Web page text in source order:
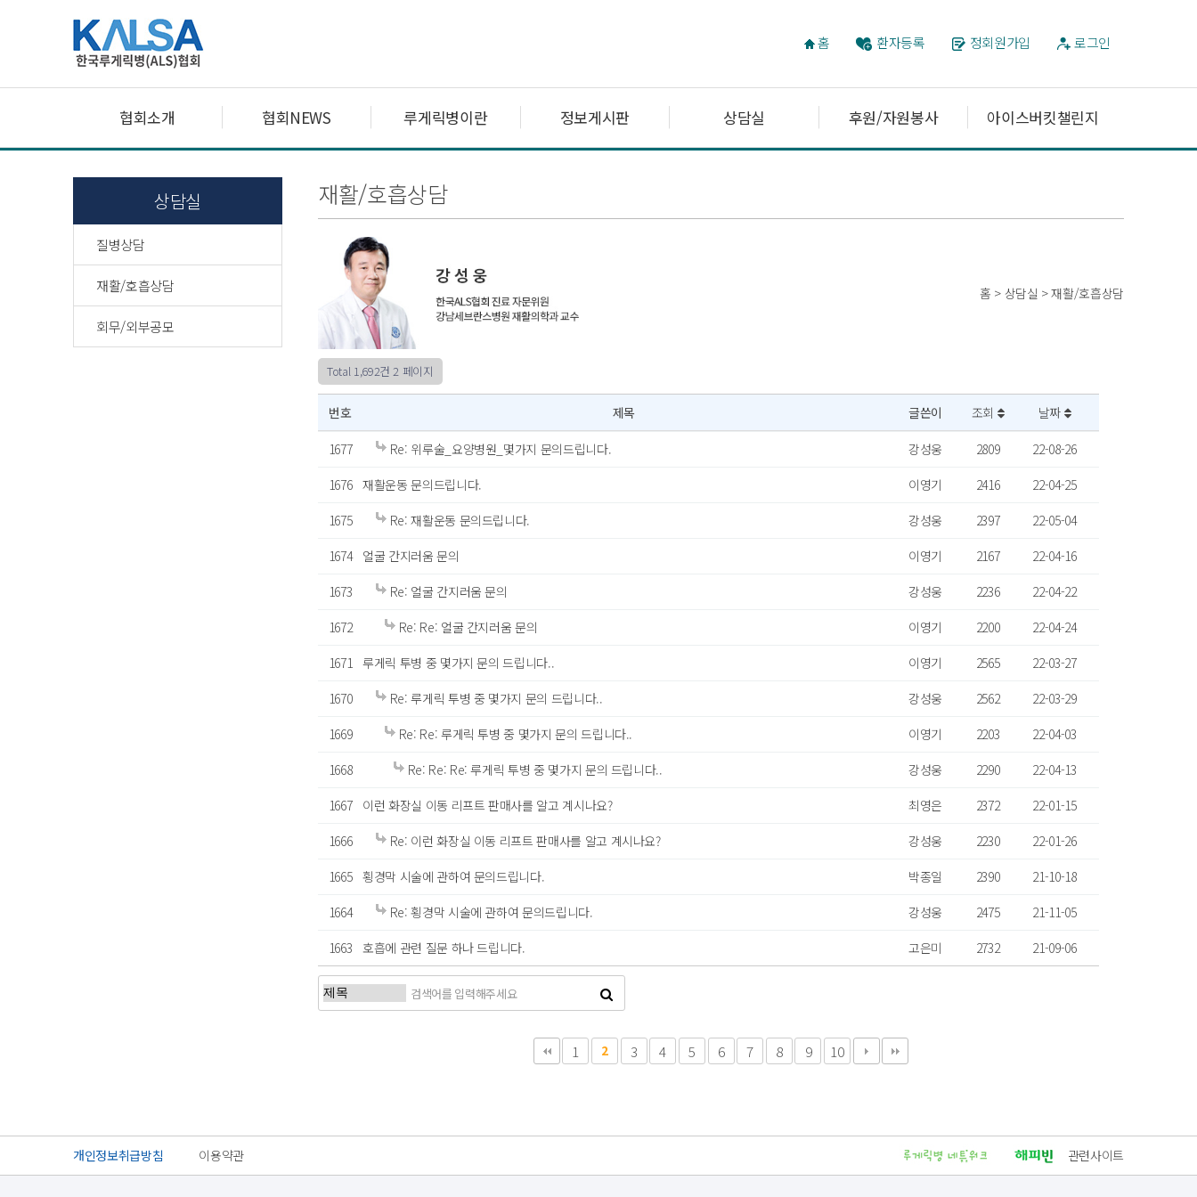
홈 환자등록 정회원가입 로그인
협회소개 협회NEWS 루게릭병이란 정보게시판 상담실 후원/자원봉사 아이스버킷챌린지
상담실
질병상담
재활/호흡상담
회무/외부공모
재활/호흡상담
홈 > 상담실 > 재활/호흡상담
Total 1,692건 2 페이지
번호 제목 글쓴이 조회 날짜
1677 Re: 위루술_요양병원_몇가지 문의드립니다. 강성웅 2809
22-08-26
1676 재활운동 문의드립니다. 이영기 2416
22-04-25
1675
Re: 재활운동 문의드립니다. 강성웅 2397
22-05-04
1674
얼굴 간지러움 문의 이영기 2167
22-04-16
1673
Re: 얼굴 간지러움 문의 강성웅 2236
22-04-22
1672
Re: Re: 얼굴 간지러움 문의 이영기 2200
22-04-24
1671 루게릭 투병 중 몇가지 문의 드립니다.. 이영기 2565
22-03-27
1670
Re: 루게릭 투병 중 몇가지 문의 드립니다.. 강성웅 2562
22-03-29
1669
Re: Re: 루게릭 투병 중 몇가지 문의 드립니다.. 이영기 2203
22-04-03
1668
Re: Re: Re: 루게릭 투병 중 몇가지 문의 드립니다.. 강성웅 2290
22-04-13
1667
이런 화장실 이동 리프트 판매사를 알고 계시나요? 최영은 2372
22-01-15
1666
Re: 이런 화장실 이동 리프트 판매사를 알고 계시나요? 강성웅 2230
22-01-26
1665 횡경막 시술에 관하여 문의드립니다. 박종일 2390
21-10-18
1664
Re: 횡경막 시술에 관하여 문의드립니다. 강성웅 2475
21-11-05
1663 호흡에 관련 질문 하나 드립니다. 고은미 2732 21-09-06
1 2 3 4 5 6 7 8 9 10
개인정보취급방침 이용약관 관련사이트